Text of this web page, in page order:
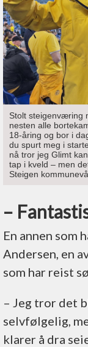
Stolt steigenværing
nesten alle
18-åring og bor i
du spurt meg i
nå tror jeg Glimt
tap i kveld – men
Steigen
–
En annen som
Andersen, en
som har reist
– Jeg tror det
selvfølgelig,
klarer å dra